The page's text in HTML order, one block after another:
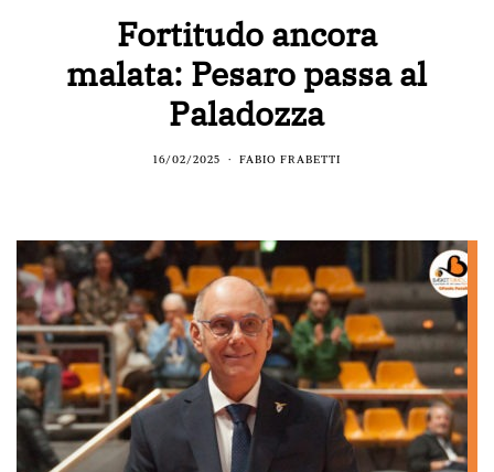
Fortitudo ancora
malata: Pesaro passa al
Paladozza
16/02/2025 FABIO FRABETTI